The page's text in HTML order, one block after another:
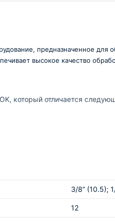
предназначенное для
высокое качество
который отличается
решение для
3/8” (10.5);
12